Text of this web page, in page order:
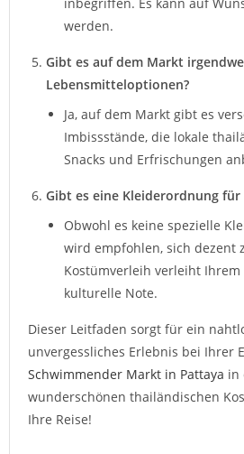
inbegriffen. Es kann auf
werden.
Gibt es auf dem Markt
Lebensmitteloptionen?
Ja, auf dem Markt gibt es
Imbissstände, die lokale
Snacks und Erfrischungen
Gibt es eine Kleiderordnung für
Obwohl es keine spezielle
wird empfohlen, sich dezent
Kostümverleih verleiht Ihrem
kulturelle Note.
Dieser Leitfaden sorgt für ein
unvergessliches Erlebnis bei Ihrer
Schwimmender Markt in Pattaya in
wunderschönen thailändischen
Ihre Reise!